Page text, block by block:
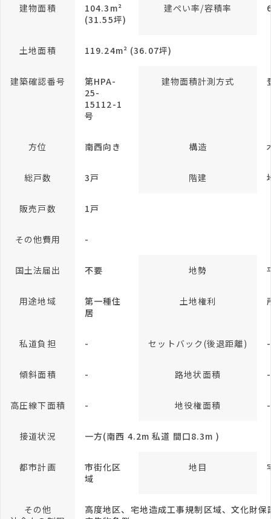
建物面積
104.3m²
(31.55坪)
建ぺい率/容積率
土地面積 119.24m² (36.07坪)
建築確認番号
第HPA-
25-
15112-1
号
建物面積計測方式
方位 南西向き 構造
総戸数 3戸 階建
販売戸数 1戸
その他費用 -
国土法届出 不要 地勢
用途地域
第一種住
居
土地権利
私道負担 - セットバック(後退距離) -
傾斜面積 - 路地状面積 -
高圧線下面積 - 地役権面積 -
接道状況 一方(南西 4.2m 私道 間口8.3m )
都市計画
市街化区
域
地目
その他
高度地区、宅地造成工事規制区域、文化財保